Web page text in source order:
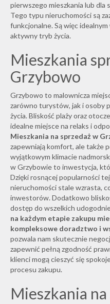
pierwszego mieszkania lub dla
Tego typu nieruchomości są
funkcjonalne. Są więc
aktywny tryb życia.
Mieszkania
Grzybowo
Grzybowo to malownicza
zarówno turystów, jak i osoby
życia. Bliskość plaży oraz
idealne miejsce na relaks i
Mieszkania na sprzedaż w
zapewniają komfort, ale także
wyjątkowym klimacie
w Grzybowie to inwestycja,
Dzięki rosnącej popularności
nieruchomości stale wzrasta,
inwestorów. Dodatkowo
dostęp do wszelkich
na każdym etapie zakupu
kompleksowe doradztwo i
pozwala nam skutecznie
zapewnić pełną zgodność
klienci mogą cieszyć się
procesu zakupu.
Mieszkania